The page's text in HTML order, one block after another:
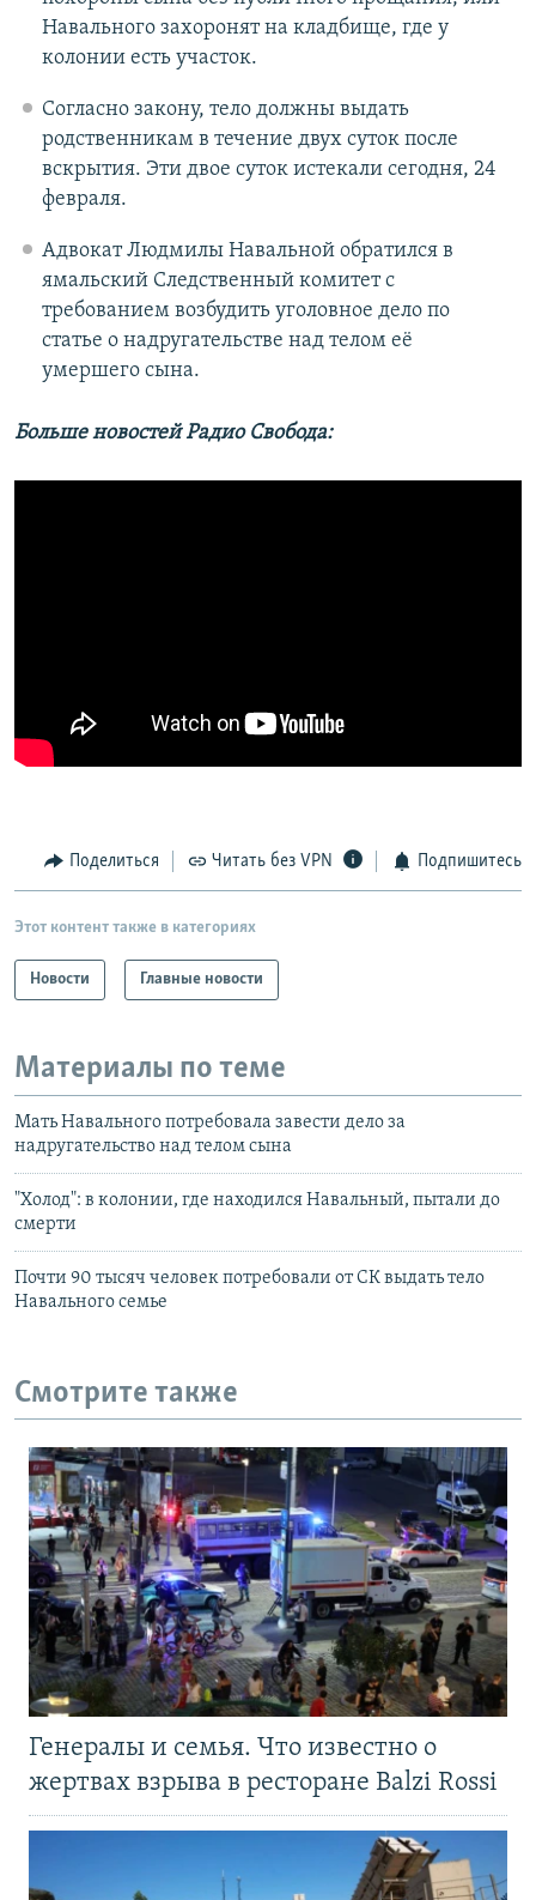
Навального захоронят на кладбище, где у
колонии есть участок.
Согласно закону, тело должны выдать
родственникам в течение двух суток после
вскрытия. Эти двое суток истекали сегодня, 24
февраля.
Адвокат Людмилы Навальной обратился в
ямальский Следственный комитет с
требованием возбудить уголовное дело по
статье о надругательстве над телом её
умершего сына.
Больше новостей Радио Свобода:
Поделиться Читать без VPN Подпишитесь
Этот контент также в категориях
Новости Главные новости
Материалы по теме
Мать Навального потребовала завести дело за
надругательство над телом сына
"Холод": в колонии, где находился Навальный, пытали до
смерти
Почти 90 тысяч человек потребовали от СК выдать тело
Навального семье
Смотрите также
Генералы и семья. Что известно о
жертвах взрыва в ресторане Balzi Rossi